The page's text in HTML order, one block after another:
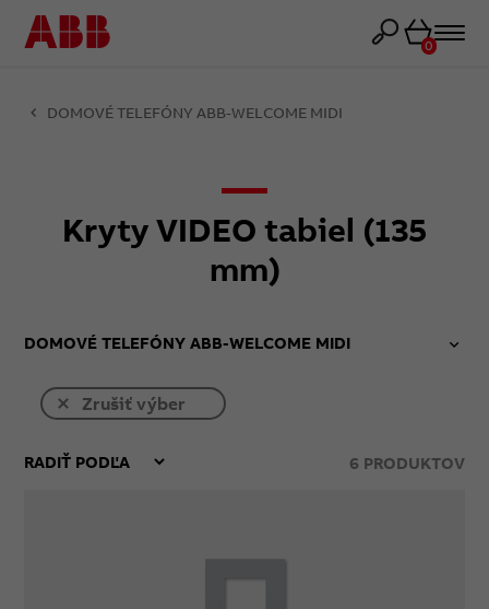
Košík
0
DOMOVÉ TELEFÓNY ABB-WELCOME MIDI
Kryty VIDEO tabiel (135
mm)
DOMOVÉ TELEFÓNY ABB-WELCOME MIDI
Zrušiť výber
6 PRODUKTOV